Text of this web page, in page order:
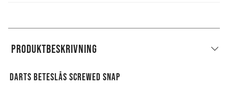
PRODUKTBESKRIVNING
DARTS BETESLÅS SCREWED SNAP